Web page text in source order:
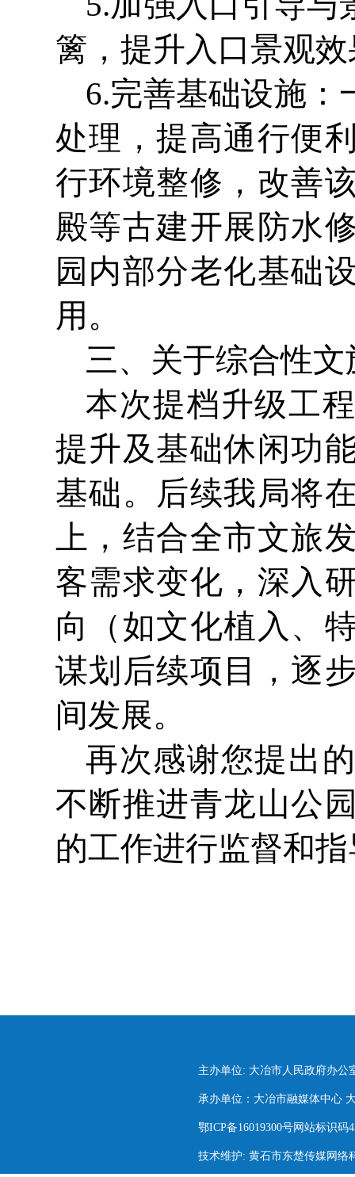
篱，提升入口景观
6.完善基础设施：
处理，提高通行便
行环境整修，改善
殿等古建开展防水
园内部分老化基础
用。
三、关于综合性
本次提档升级工
提升及基础休闲功
基础。后续我局将
上，结合全市文旅
客需求变化，深入
向（如文化植入、
谋划后续项目，逐
间发展。
再次感谢您提出
不断推进青龙山公
的工作进行监督和
主办单位: 大冶市人民政府办公
承办单位：大冶市融媒体中心
鄂ICP备16019300号网站标识码
技术维护: 黄石市东楚传媒网络